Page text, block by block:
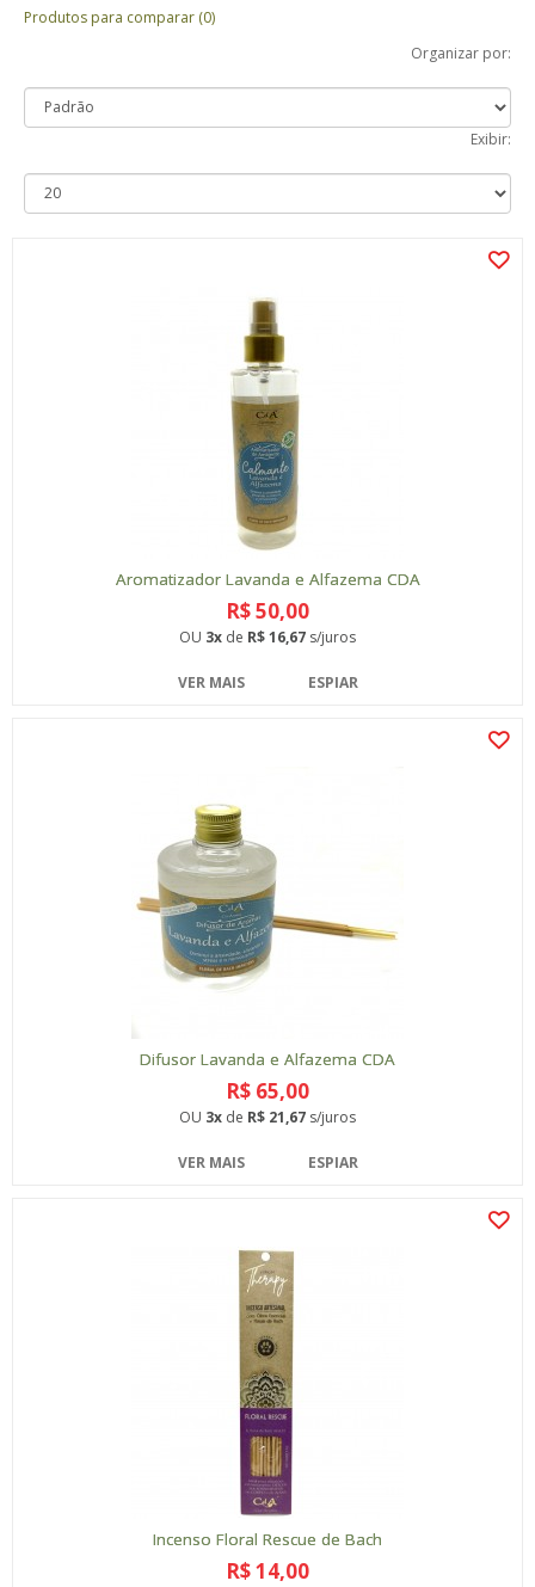
Produtos para comparar (0)
Organizar por:
Exibir:
Aromatizador Lavanda e Alfazema CDA
R$ 50,00
OU 3x de R$ 16,67 s/juros
VER MAIS ESPIAR
Difusor Lavanda e Alfazema CDA
R$ 65,00
OU 3x de R$ 21,67 s/juros
VER MAIS ESPIAR
Incenso Floral Rescue de Bach
R$ 14,00